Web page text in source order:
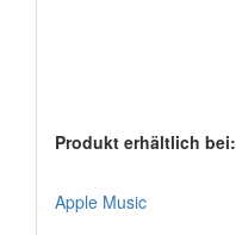
Produkt erhältlich bei:
Apple Music